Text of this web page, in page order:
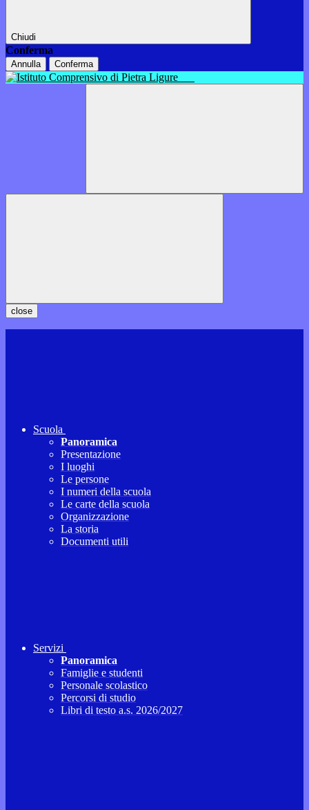
Chiudi
Conferma
Annulla Conferma
close
Scuola
Panoramica
Presentazione
I luoghi
Le persone
I numeri della scuola
Le carte della scuola
Organizzazione
La storia
Documenti utili
Servizi
Panoramica
Famiglie e studenti
Personale scolastico
Percorsi di studio
Libri di testo a.s. 2026/2027